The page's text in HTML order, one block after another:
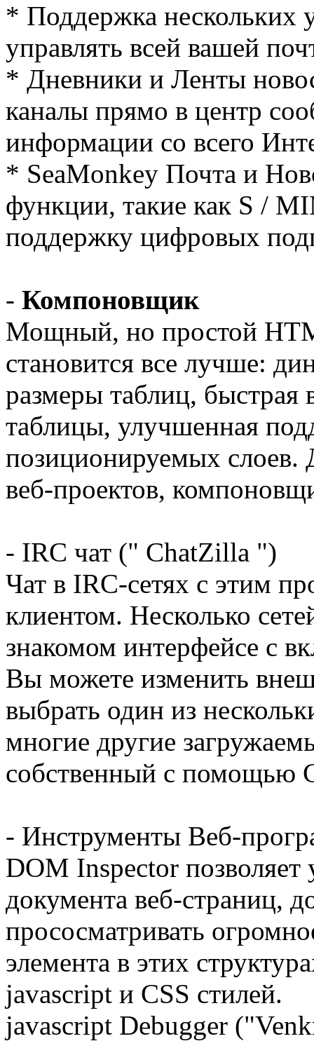
* Поддержка нескольких
управлять всей вашей
* Дневники и Ленты
каналы прямо в центр
информации со всего
* SeaMonkey Почта и
функции, такие как S /
поддержку цифровых
- Компоновщик
Мощный, но простой
становится все лучше:
размеры таблиц, быстрая
таблицы, улучшенная
позиционируемых слоев.
веб-проектов,
- IRC чат (" ChatZilla ")
Чат в IRC-сетях с этим
клиентом. Несколько
знакомом интерфейсе с
Вы можете изменить
выбрать один из
многие другие
собственный с помощью
- Инструменты Веб-
DOM Inspector позволяет
документа веб-страниц,
прососматривать
элемента в этих
javascript и CSS стилей.
javascript Debugger